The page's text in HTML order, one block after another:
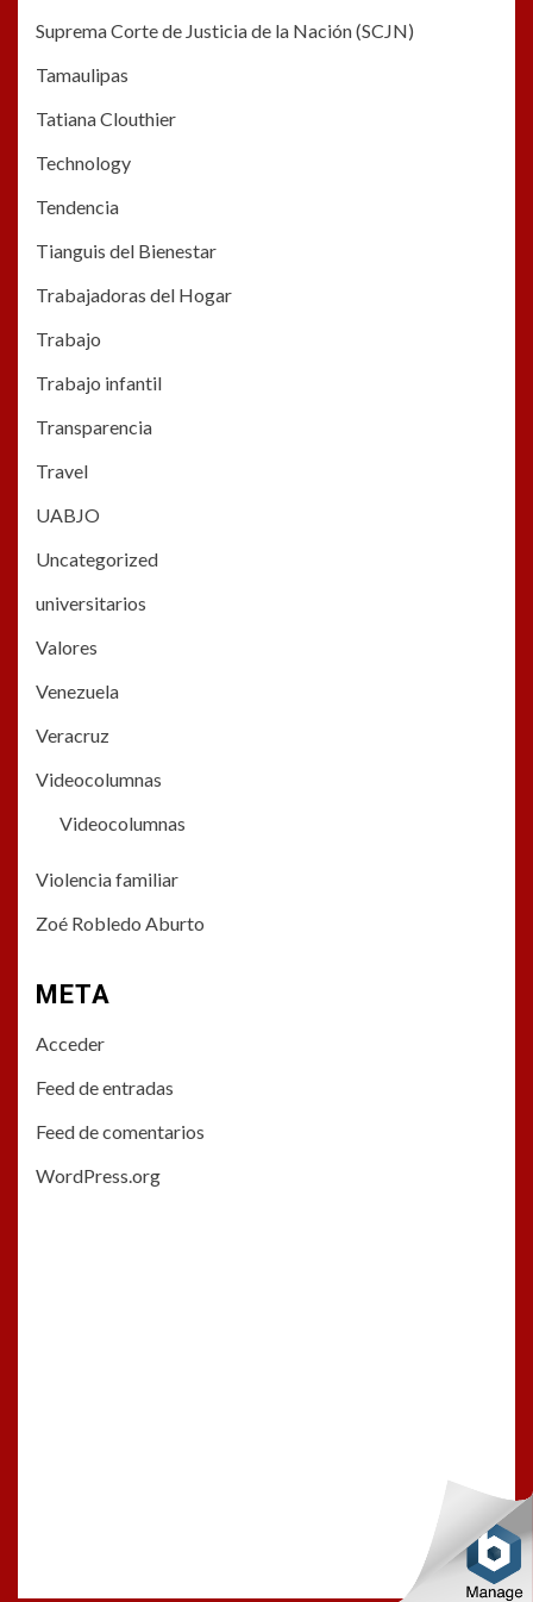
Suprema Corte de Justicia de la Nación (SCJN)
Tamaulipas
Tatiana Clouthier
Technology
Tendencia
Tianguis del Bienestar
Trabajadoras del Hogar
Trabajo
Trabajo infantil
Transparencia
Travel
UABJO
Uncategorized
universitarios
Valores
Venezuela
Veracruz
Videocolumnas
Videocolumnas
Violencia familiar
Zoé Robledo Aburto
META
Acceder
Feed de entradas
Feed de comentarios
WordPress.org